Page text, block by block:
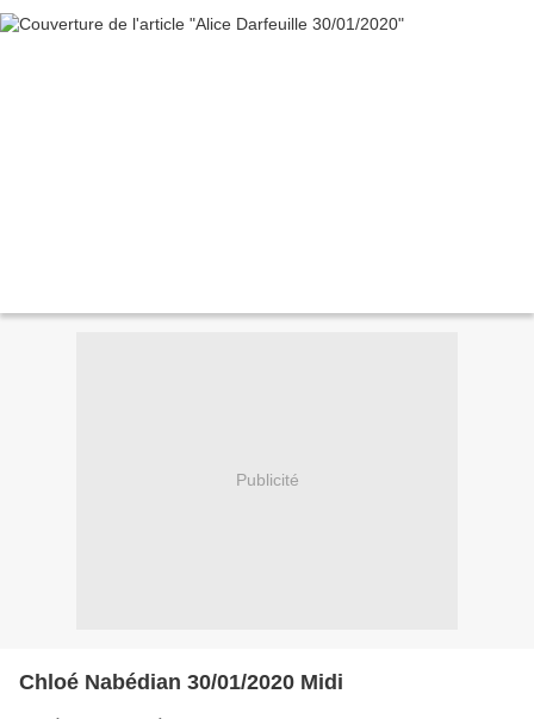
Publicité
Chloé Nabédian 30/01/2020 Midi